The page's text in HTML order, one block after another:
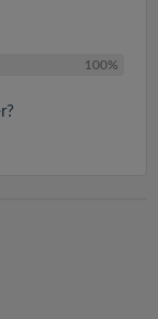
100%